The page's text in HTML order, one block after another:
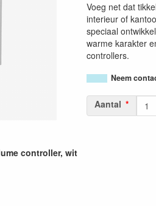
Voeg net dat
interieur of
speciaal
warme karakter
controllers.
Neem
Aantal
controller, wit